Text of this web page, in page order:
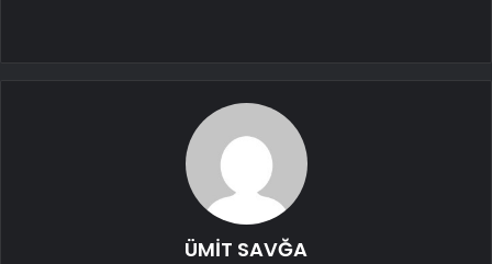
ÜMİT SAVĞA